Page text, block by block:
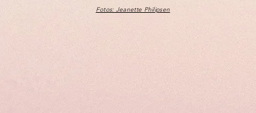
Fotos: Jeanette Philipsen